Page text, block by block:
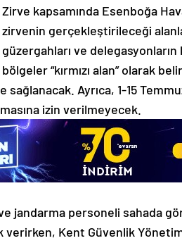
Zirve kapsamında Esenboğa
zirvenin gerçekleştirileceği
güzergahları ve delegasyonların
bölgeler “kırmızı alan” olarak
Ayrıca, 1-15
izin verilmeyecek.
jandarma personeli sahada
Kent Güvenlik